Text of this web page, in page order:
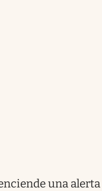
una alerta